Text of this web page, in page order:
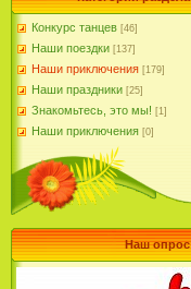
Конкурс танцев [46]
Наши поездки [137]
Наши приключения [179]
Наши праздники [25]
Знакомьтесь, это мы! [1]
Наши приключения [0]
Наш опрос